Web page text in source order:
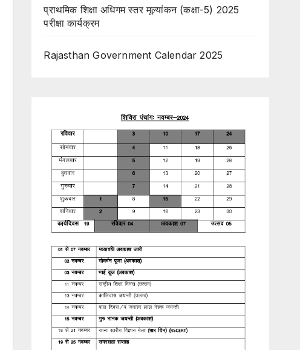
प्राथमिक शिक्षा अधिगम स्तर मूल्यांकन (कक्षा-5) 2025
परीक्षा कार्यक्रम
Rajasthan Government Calendar 2025